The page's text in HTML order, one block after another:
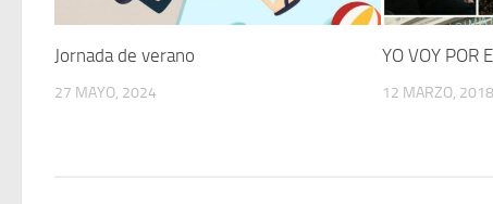
Jornada de verano
27 MAYO, 2024
YO VOY POR
12 MARZO, 2018